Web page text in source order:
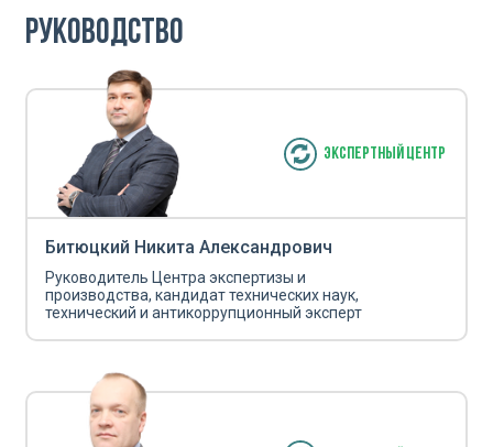
Руководство
Битюцкий Никита Александрович
Руководитель Центра экспертизы и
производства, кандидат технических наук,
технический и антикоррупционный эксперт
Экспертный центр